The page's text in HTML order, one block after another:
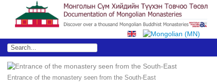
Entrance of the monastery seen from the South-East